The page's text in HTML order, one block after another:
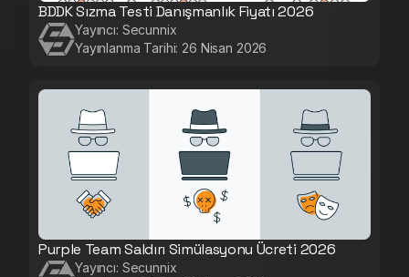
BDDK Sızma Testi Danışmanlık Fiyatı 2026
Yayıncı: Secunnix
Yayınlanma Tarihi: 26 Nisan 2026
Purple Team Saldırı Simülasyonu Ücreti 2026
Yayıncı: Secunnix